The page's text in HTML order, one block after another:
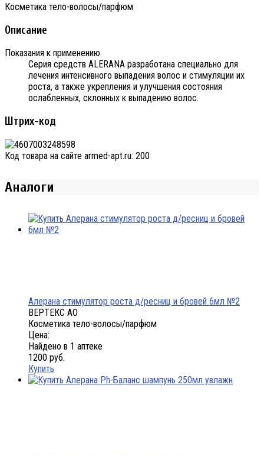
Косметика тело-волосы/парфюм
Описание
Показания к применению
Серия средств ALERANA разработана специально для
лечения интенсивного выпадения волос и стимуляции их
роста, а также укрепления и улучшения состояния
ослабленных, склонных к выпадению волос.
Штрих-код
Код товара на сайте armed-apt.ru: 200
Аналоги
Алерана стимулятор роста д/ресниц и бровей 6мл №2
ВЕРТЕКС АО
Косметика тело-волосы/парфюм
Цена:
Найдено в 1 аптеке
1200 руб.
Купить